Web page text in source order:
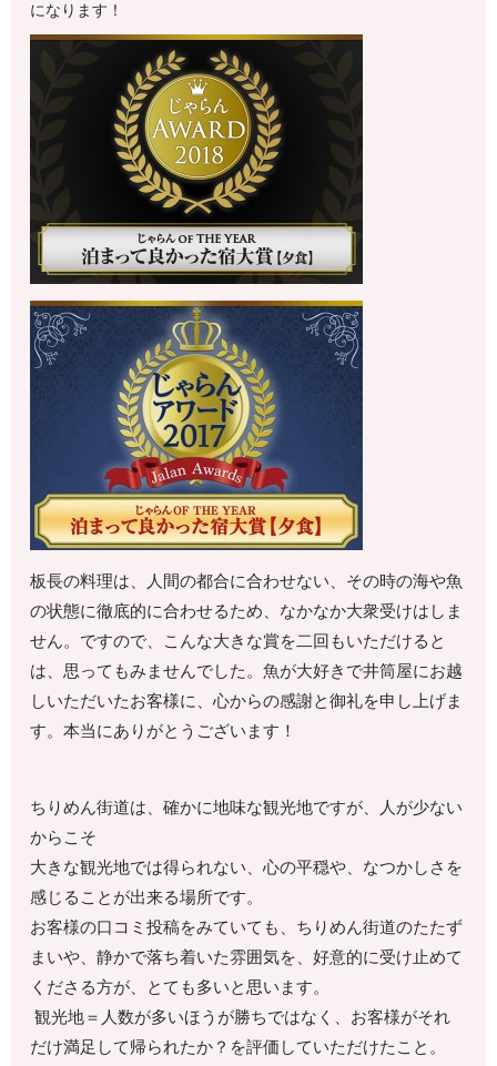
になります！
板長の料理は、人間の都合に合わせない、その時の海や魚
の状態に徹底的に合わせるため、なかなか大衆受けはしま
せん。ですので、こんな大きな賞を二回もいただけると
は、思ってもみませんでした。魚が大好きで井筒屋にお越
しいただいたお客様に、心からの感謝と御礼を申し上げま
す。本当にありがとうございます！
ちりめん街道は、確かに地味な観光地ですが、人が少ない
からこそ
大きな観光地では得られない、心の平穏や、なつかしさを
感じることが出来る場所です。
お客様の口コミ投稿をみていても、ちりめん街道のたたず
まいや、静かで落ち着いた雰囲気を、好意的に受け止めて
くださる方が、とても多いと思います。
観光地＝人数が多いほうが勝ちではなく、お客様がそれ
だけ満足して帰られたか？を評価していただけたこと。